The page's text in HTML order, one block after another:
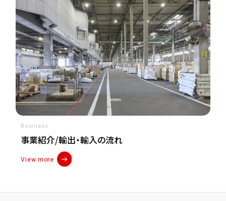
Business
事業紹介/輸出・輸入の流れ
View more